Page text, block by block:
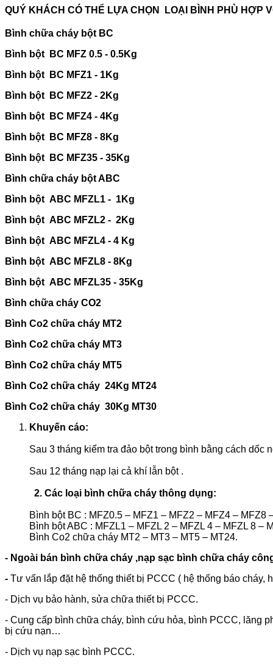
QUÝ KHÁCH CÓ THỂ LỰA CHỌN LOẠI BÌNH PHÙ HỢP
Bình chữa cháy bột BC
Bình bột BC MFZ 0.5 - 0.5Kg
Bình bột BC MFZ1 - 1Kg
Bình bột BC MFZ2 - 2Kg
Bình bột BC MFZ4 - 4Kg
Bình bột BC MFZ8 - 8Kg
Bình bột BC MFZ35 - 35Kg
Bình chữa cháy bột ABC
Bình bột ABC MFZL1 - 1Kg
Bình bột ABC MFZL2 - 2Kg
Bình bột ABC MFZL4 - 4 Kg
Bình bột ABC MFZL8 - 8Kg
Bình bột ABC MFZL35 - 35Kg
Bình chữa cháy CO2
Bình Co2 chữa cháy MT2
Bình Co2 chữa cháy MT3
Bình Co2 chữa cháy MT5
Bình Co2 chữa cháy 24Kg MT24
Bình Co2 chữa cháy 30Kg MT30
Khuyến cáo:
Sau 3 tháng kiểm tra đảo bột trong bình bằng cách
Sau 12 tháng nạp lại cả khí lẫn bột .
2. Các loại bình chữa cháy thông dụng:
Bình bột BC : MFZ0.5 – MFZ1 – MFZ2 – MFZ4 – MFZ8
Bình bột ABC : MFZL1 – MFZL 2 – MFZL 4 – MFZL 8 –
Bình Co2 chữa cháy MT2 – MT3 – MT5 – MT24.
- Ngoài bán bình chữa cháy ,nạp sạc bình chữa cháy
- Tư vấn lắp đặt hệ thống thiết bị PCCC ( hệ thống báo cháy,
- Dịch vụ bảo hành, sửa chữa thiết bị PCCC.
- Cung cấp bình chữa cháy, bình cứu hỏa, bình PCCC, lăng
bị cứu nạn…
- Dịch vụ nạp sạc bình PCCC.